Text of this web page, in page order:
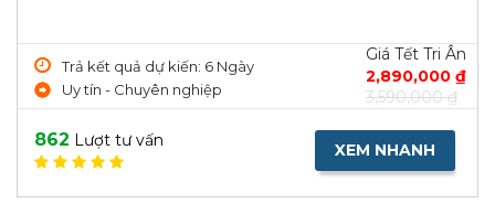
Trả kết quả dự kiến: 6 Ngày
Uy tín - Chuyên nghiệp
Giá Tết Tri Ân
2,890,000 ₫
3,590,000 ₫
862 Lượt tư vấn XEM NHANH